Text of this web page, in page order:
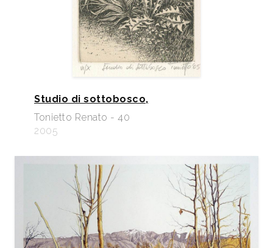
Studio di sottobosco,
Tonietto Renato - 40
2005